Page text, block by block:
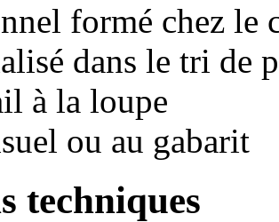
formé chez le
dans le tri de
à la loupe
ou au gabarit
techniques